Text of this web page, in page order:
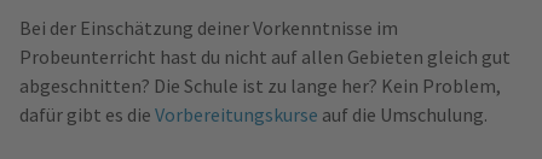
Bei der Einschätzung deiner Vorkenntnisse im
Probeunterricht hast du nicht auf allen Gebieten gleich gut
abgeschnitten? Die Schule ist zu lange her? Kein Problem,
dafür gibt es die Vorbereitungskurse auf die Umschulung.